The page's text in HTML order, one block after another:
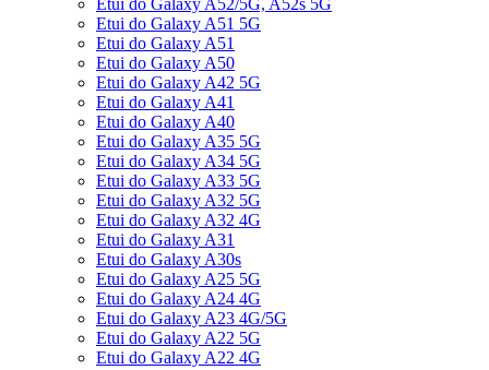
Etui do Galaxy A52/5G, A52s 5G
Etui do Galaxy A51 5G
Etui do Galaxy A51
Etui do Galaxy A50
Etui do Galaxy A42 5G
Etui do Galaxy A41
Etui do Galaxy A40
Etui do Galaxy A35 5G
Etui do Galaxy A34 5G
Etui do Galaxy A33 5G
Etui do Galaxy A32 5G
Etui do Galaxy A32 4G
Etui do Galaxy A31
Etui do Galaxy A30s
Etui do Galaxy A25 5G
Etui do Galaxy A24 4G
Etui do Galaxy A23 4G/5G
Etui do Galaxy A22 5G
Etui do Galaxy A22 4G